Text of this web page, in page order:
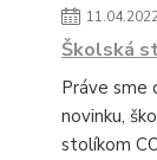
Školská
Práve sme
novinku,
stolíkom